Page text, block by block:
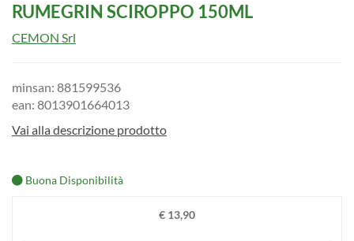
RUMEGRIN SCIROPPO 150ML
CEMON Srl
minsan: 881599536
ean: 8013901664013
Vai alla descrizione prodotto
Buona Disponibilità
Prezzo
€ 13,90